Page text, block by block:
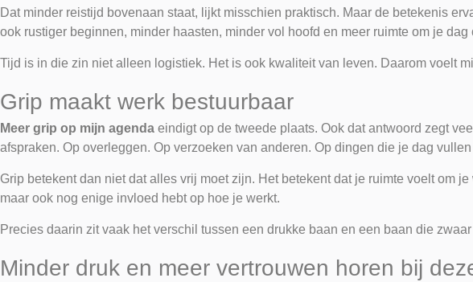
Dat minder reistijd bovenaan staat, lijkt misschien praktisch. Maar de betekenis
ook rustiger beginnen, minder haasten, minder vol hoofd en meer ruimte om je
Tijd is in die zin niet alleen logistiek. Het is ook kwaliteit van leven. Daarom voelt
Grip maakt werk bestuurbaar
Meer grip op mijn agenda eindigt op de tweede plaats. Ook dat antwoord zegt
afspraken. Op overleggen. Op verzoeken van anderen. Op dingen die je dag
Grip betekent dan niet dat alles vrij moet zijn. Het betekent dat je ruimte voelt om
maar ook nog enige invloed hebt op hoe je werkt.
Precies daarin zit vaak het verschil tussen een drukke baan en een baan die
Minder druk en meer vertrouwen horen bij